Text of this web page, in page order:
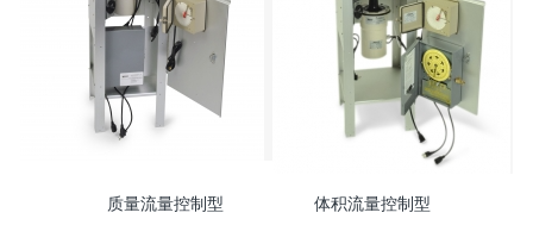
质量流量控制型 体积流量控制型